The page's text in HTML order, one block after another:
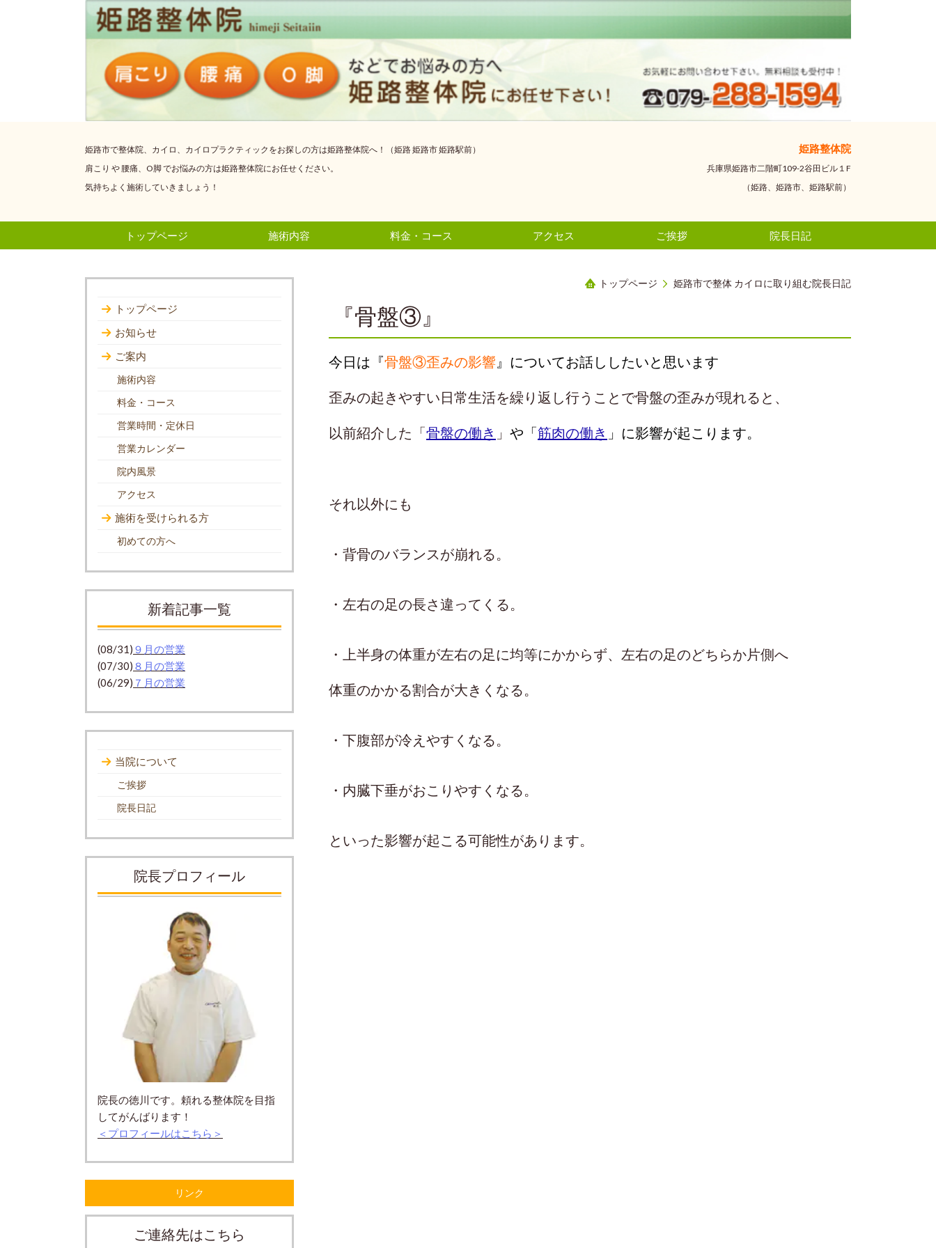
姫路市で整体院、カイロ、カイロプラクティックをお探しの方は姫路整体院へ！（姫路 姫路市 姫路駅前）
肩こり や 腰痛、O脚でお悩みの方は姫路整体院にお任せください。
気持ちよく施術していきましょう！
姫路整体院
兵庫県姫路市二階町109-2谷田ビル１F
（姫路、姫路市、姫路駅前）
トップページ 施術内容 料金・コース アクセス ご挨拶 院長日記
トップページ 姫路市で整体 カイロに取り組む院長日記
『骨盤③』
今日は『骨盤③歪みの影響 』についてお話ししたいと思います
歪みの起きやすい日常生活を繰り返し行うことで骨盤の歪みが現れると、
以前紹介した「骨盤の働き 」 や「筋肉の働き 」に影響が起こります。
それ以外にも
・背骨のバランスが崩れる。
・左右の足の長さ違ってくる。
・上半身の体重が左右の足に均等にかからず、左右の足のどちらか片側へ
体重のかかる割合が大きくなる。
・下腹部が冷えやすくなる。
・内臓下垂がおこりやすくなる。
といった影響が起こる可能性があります。
トップページ
お知らせ
ご案内
施術内容
料金・コース
営業時間・定休日
営業カレンダー
院内風景
アクセス
施術を受けられる方
初めての方へ
新着記事一覧
(08/31) ９月の営業
(07/30) ８月の営業
(06/29) ７月の営業
当院について
ご挨拶
院長日記
院長プロフィール
院長の徳川です。頼れる整体院を目指
してがんばります！
＜プロフィールはこちら＞
リンク
ご連絡先はこちら